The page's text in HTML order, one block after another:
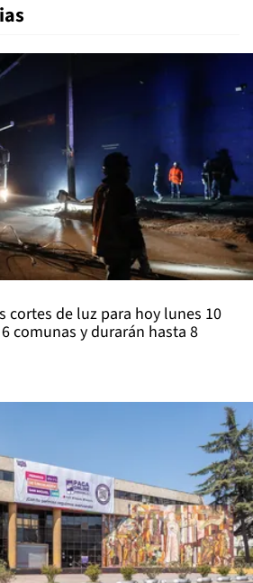
cortes de luz para hoy lunes 10
comunas y durarán hasta 8